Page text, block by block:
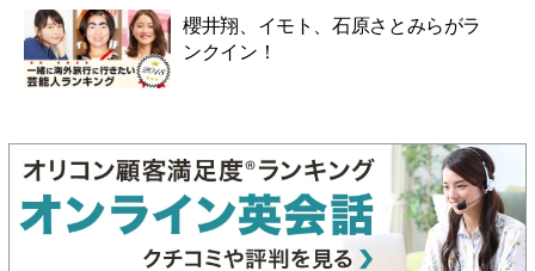
櫻井翔、イモト、石原さとみらがラ
ンクイン！